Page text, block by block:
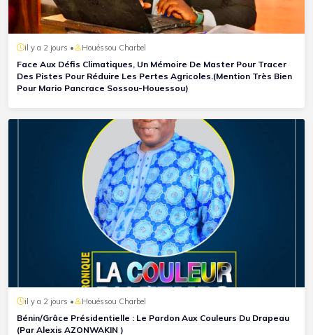
il y a 2 jours • Houéssou Charbel
Face Aux Défis Climatiques, Un Mémoire De Master Pour Tracer
Des Pistes Pour Réduire Les Pertes Agricoles.(Mention Très Bien
Pour Mario Pancrace Sossou-Houessou)
il y a 2 jours • Houéssou Charbel
Bénin/Grâce Présidentielle : Le Pardon Aux Couleurs Du Drapeau
(Par Alexis AZONWAKIN )